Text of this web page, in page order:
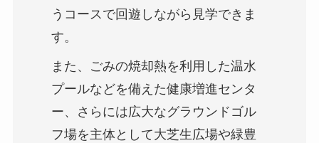
うコースで回遊しながら見学できま
す。
また、ごみの焼却熱を利用した温水
プールなどを備えた健康増進センタ
ー、さらには広大なグラウンドゴル
フ場を主体として大芝生広場や緑豊